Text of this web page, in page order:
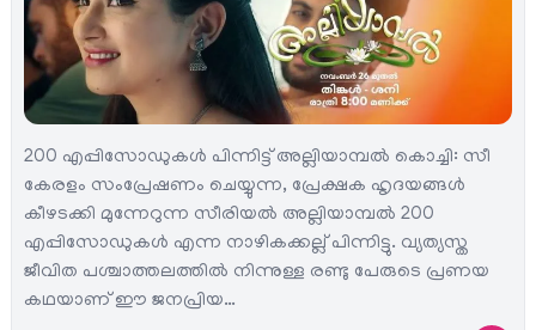
200 എപ്പിസോഡുകള്‍ പിന്നിട്ട് അല്ലിയാമ്പല്‍ കൊച്ചി: സീ
കേരളം സംപ്രേഷണം ചെയ്യുന്ന, പ്രേക്ഷക ഹൃദയങ്ങള്‍
കീഴടക്കി മുന്നേറുന്ന സീരിയല്‍ അല്ലിയാമ്പല്‍ 200
എപ്പിസോഡുകള്‍ എന്ന നാഴികക്കല്ല് പിന്നിട്ടു. വ്യത്യസ്ത
ജീവിത പശ്ചാത്തലത്തില്‍ നിന്നുള്ള രണ്ടു പേരുടെ പ്രണയ
കഥയാണ് ഈ ജനപ്രിയ…